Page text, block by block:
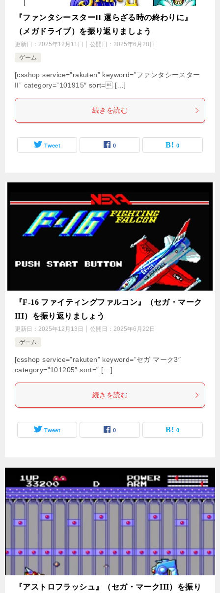
『ファンタシースターII 還らざる時の終わりに』
（メガドライブ）を振り返りましょう
更新日： 2025年12月11日 公開日： 2025年6月28日
ゲーム
[csshop service=”rakuten” keyword=”ファンタシースター
II” category=”101915″ sort= […]
続きを読む
Tweet 0 0
『F-16 ファイティングファルコン』（セガ・マーク
III）を振り返りましょう
更新日： 2025年12月13日 公開日： 2025年6月22日
ゲーム
[csshop service=”rakuten” keyword=”セガ マーク3″
category=”101205″ sort=” […]
続きを読む
Tweet 0 0
『アストロフラッシュ』（セガ・マークIII）を振り